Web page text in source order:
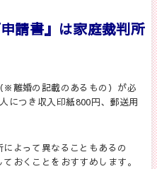
請書』は家庭裁判所
※離婚の記載のあるもの）が必
人につき収入印紙800円、郵送用
よって異なることもあるの
おくことをおすすめします。